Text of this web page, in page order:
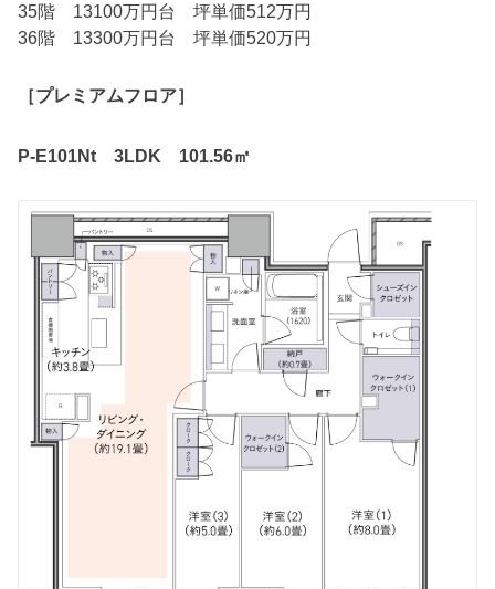
35階 13100万円台 坪単価512万円
36階 13300万円台 坪単価520万円
［プレミアムフロア］
P-E101Nt 3LDK 101.56㎡